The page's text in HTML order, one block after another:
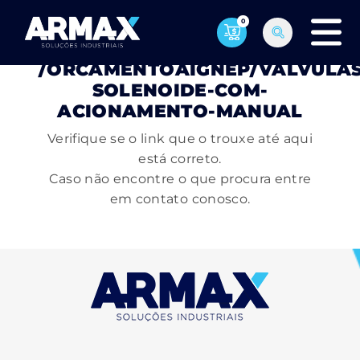
0
PÁGINA NÃO ENCONTRADA
/ORCAMENTOAIGNEP/
SOLENOIDE-COM-
ACIONAMENTO-MANUAL
Verifique se o link que o trouxe até aqui
está correto.
Caso não encontre o que procura entre
em contato conosco.